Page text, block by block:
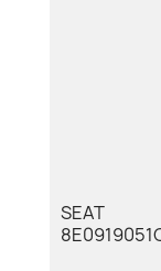
SEAT